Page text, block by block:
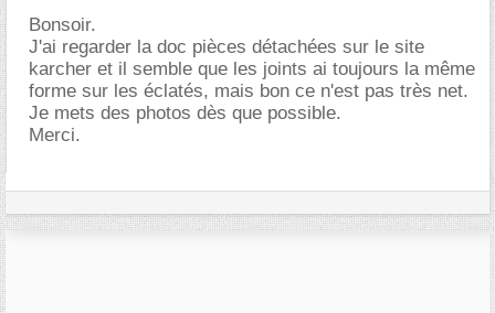
Bonsoir.
J'ai regarder la doc pièces détachées sur le site
karcher et il semble que les joints ai toujours la même
forme sur les éclatés, mais bon ce n'est pas très net.
Je mets des photos dès que possible.
Merci.